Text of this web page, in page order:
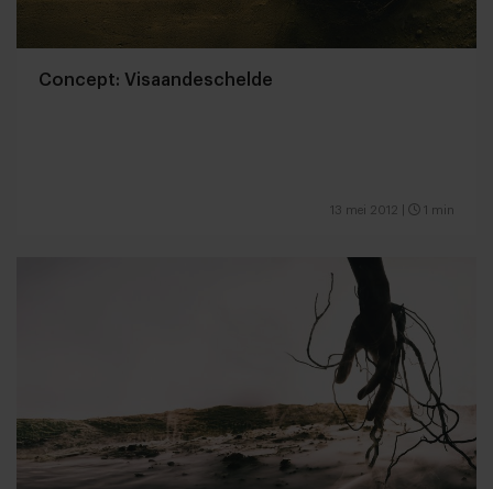
Concept: Visaandeschelde
13 mei 2012 1 min